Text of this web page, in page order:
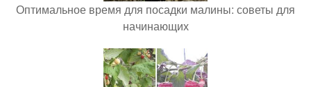
Оптимальное время для посадки малины: советы для
начинающих